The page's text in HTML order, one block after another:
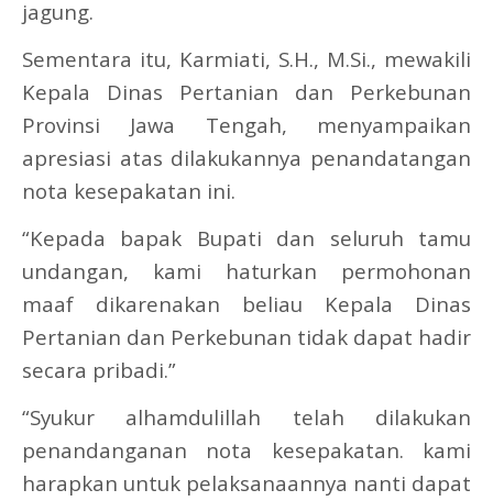
jagung.
Sementara itu, Karmiati, S.H., M.Si., mewakili
Kepala Dinas Pertanian dan Perkebunan
Provinsi Jawa Tengah, menyampaikan
apresiasi atas dilakukannya penandatangan
nota kesepakatan ini.
“Kepada bapak Bupati dan seluruh tamu
undangan, kami haturkan permohonan
maaf dikarenakan beliau Kepala Dinas
Pertanian dan Perkebunan tidak dapat hadir
secara pribadi.”
“Syukur alhamdulillah telah dilakukan
penandanganan nota kesepakatan. kami
harapkan untuk pelaksanaannya nanti dapat